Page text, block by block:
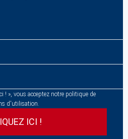
! », vous acceptez notre politique de
d'utilisation.